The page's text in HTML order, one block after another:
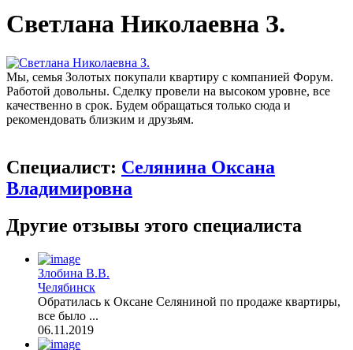
Светлана Николаевна З.
Мы, семья Золотых покупали квартиру с компанией Форум.
Работой довольны. Сделку провели на высоком уровне, все
качественно в срок. Будем обращаться только сюда и
рекомендовать близким и друзьям.
Специалист: Селянина Оксана
Владимировна
Другие отзывы этого специалиста
Злобина В.В.
Челябинск
Обратилась к Оксане Селяниной по продаже квартиры,
все было ...
06.11.2019